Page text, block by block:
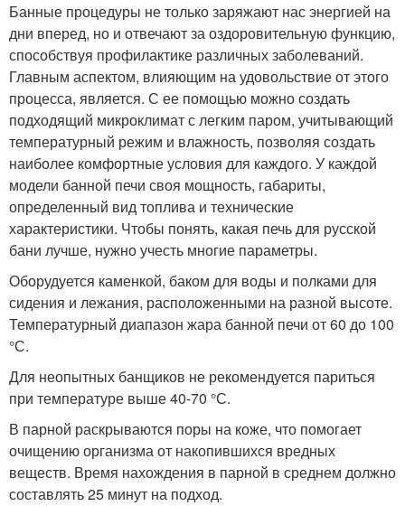
Банные процедуры не только заряжают нас энергией на
дни вперед, но и отвечают за оздоровительную функцию,
способствуя профилактике различных заболеваний.
Главным аспектом, влияющим на удовольствие от этого
процесса, является. С ее помощью можно создать
подходящий микроклимат с легким паром, учитывающий
температурный режим и влажность, позволяя создать
наиболее комфортные условия для каждого. У каждой
модели банной печи своя мощность, габариты,
определенный вид топлива и технические
характеристики. Чтобы понять, какая печь для русской
бани лучше, нужно учесть многие параметры.
Оборудуется каменкой, баком для воды и полками для
сидения и лежания, расположенными на разной высоте.
Температурный диапазон жара банной печи от 60 до 100
°С.
Для неопытных банщиков не рекомендуется париться
при температуре выше 40-70 °С.
В парной раскрываются поры на коже, что помогает
очищению организма от накопившихся вредных
веществ. Время нахождения в парной в среднем должно
составлять 25 минут на подход.